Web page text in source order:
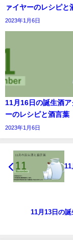
ァイヤーのレシピと
2023年1月6日
11月16日の誕生酒
ーのレシピと酒言葉
2023年1月6日
11
11月13日の